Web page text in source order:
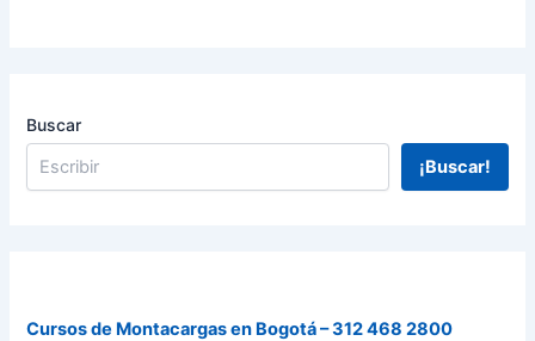
a
j
Buscar
¡Buscar!
Cursos de Montacargas en Bogotá – 312 468 2800